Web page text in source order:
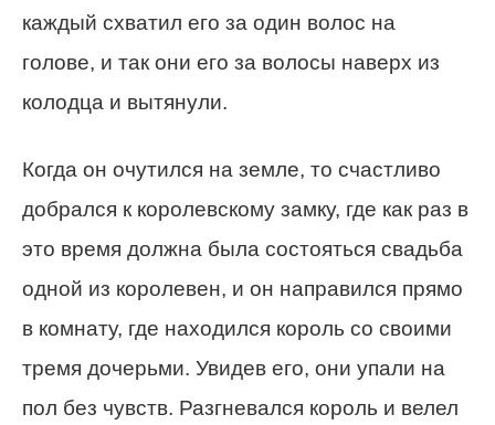
каждый схватил его за один волос на
голове, и так они его за волосы наверх из
колодца и вытянули.
Когда он очутился на земле, то счастливо
добрался к королевскому замку, где как раз в
это время должна была состояться свадьба
одной из королевен, и он направился прямо
в комнату, где находился король со своими
тремя дочерьми. Увидев его, они упали на
пол без чувств. Разгневался король и велел